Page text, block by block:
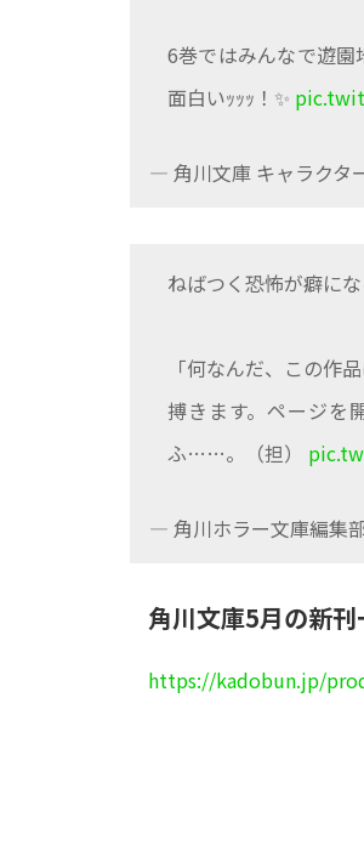
6巻ではみんなで遊園
面白いｯｯｯ！✨
— 角川文庫 キャラクタ
ねばつく恐怖が癖に
「何なんだ、この
搏きます。ページを
ふ……。（担）
— 角川ホラー文庫編集
角川文庫5月の新
https://kadobun.jp/